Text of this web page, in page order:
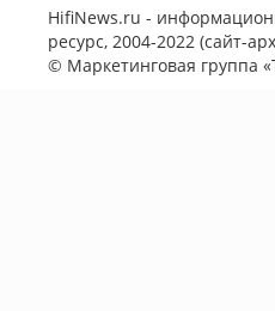
HifiNews.ru -
ресурс, 2004-2022 (сайт-
© Маркетинговая группа